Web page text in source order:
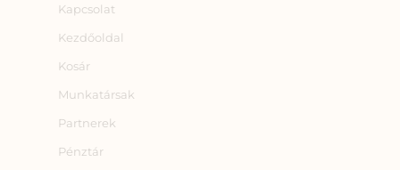
Kapcsolat
Kezdőoldal
Kosár
Munkatársak
Partnerek
Pénztár